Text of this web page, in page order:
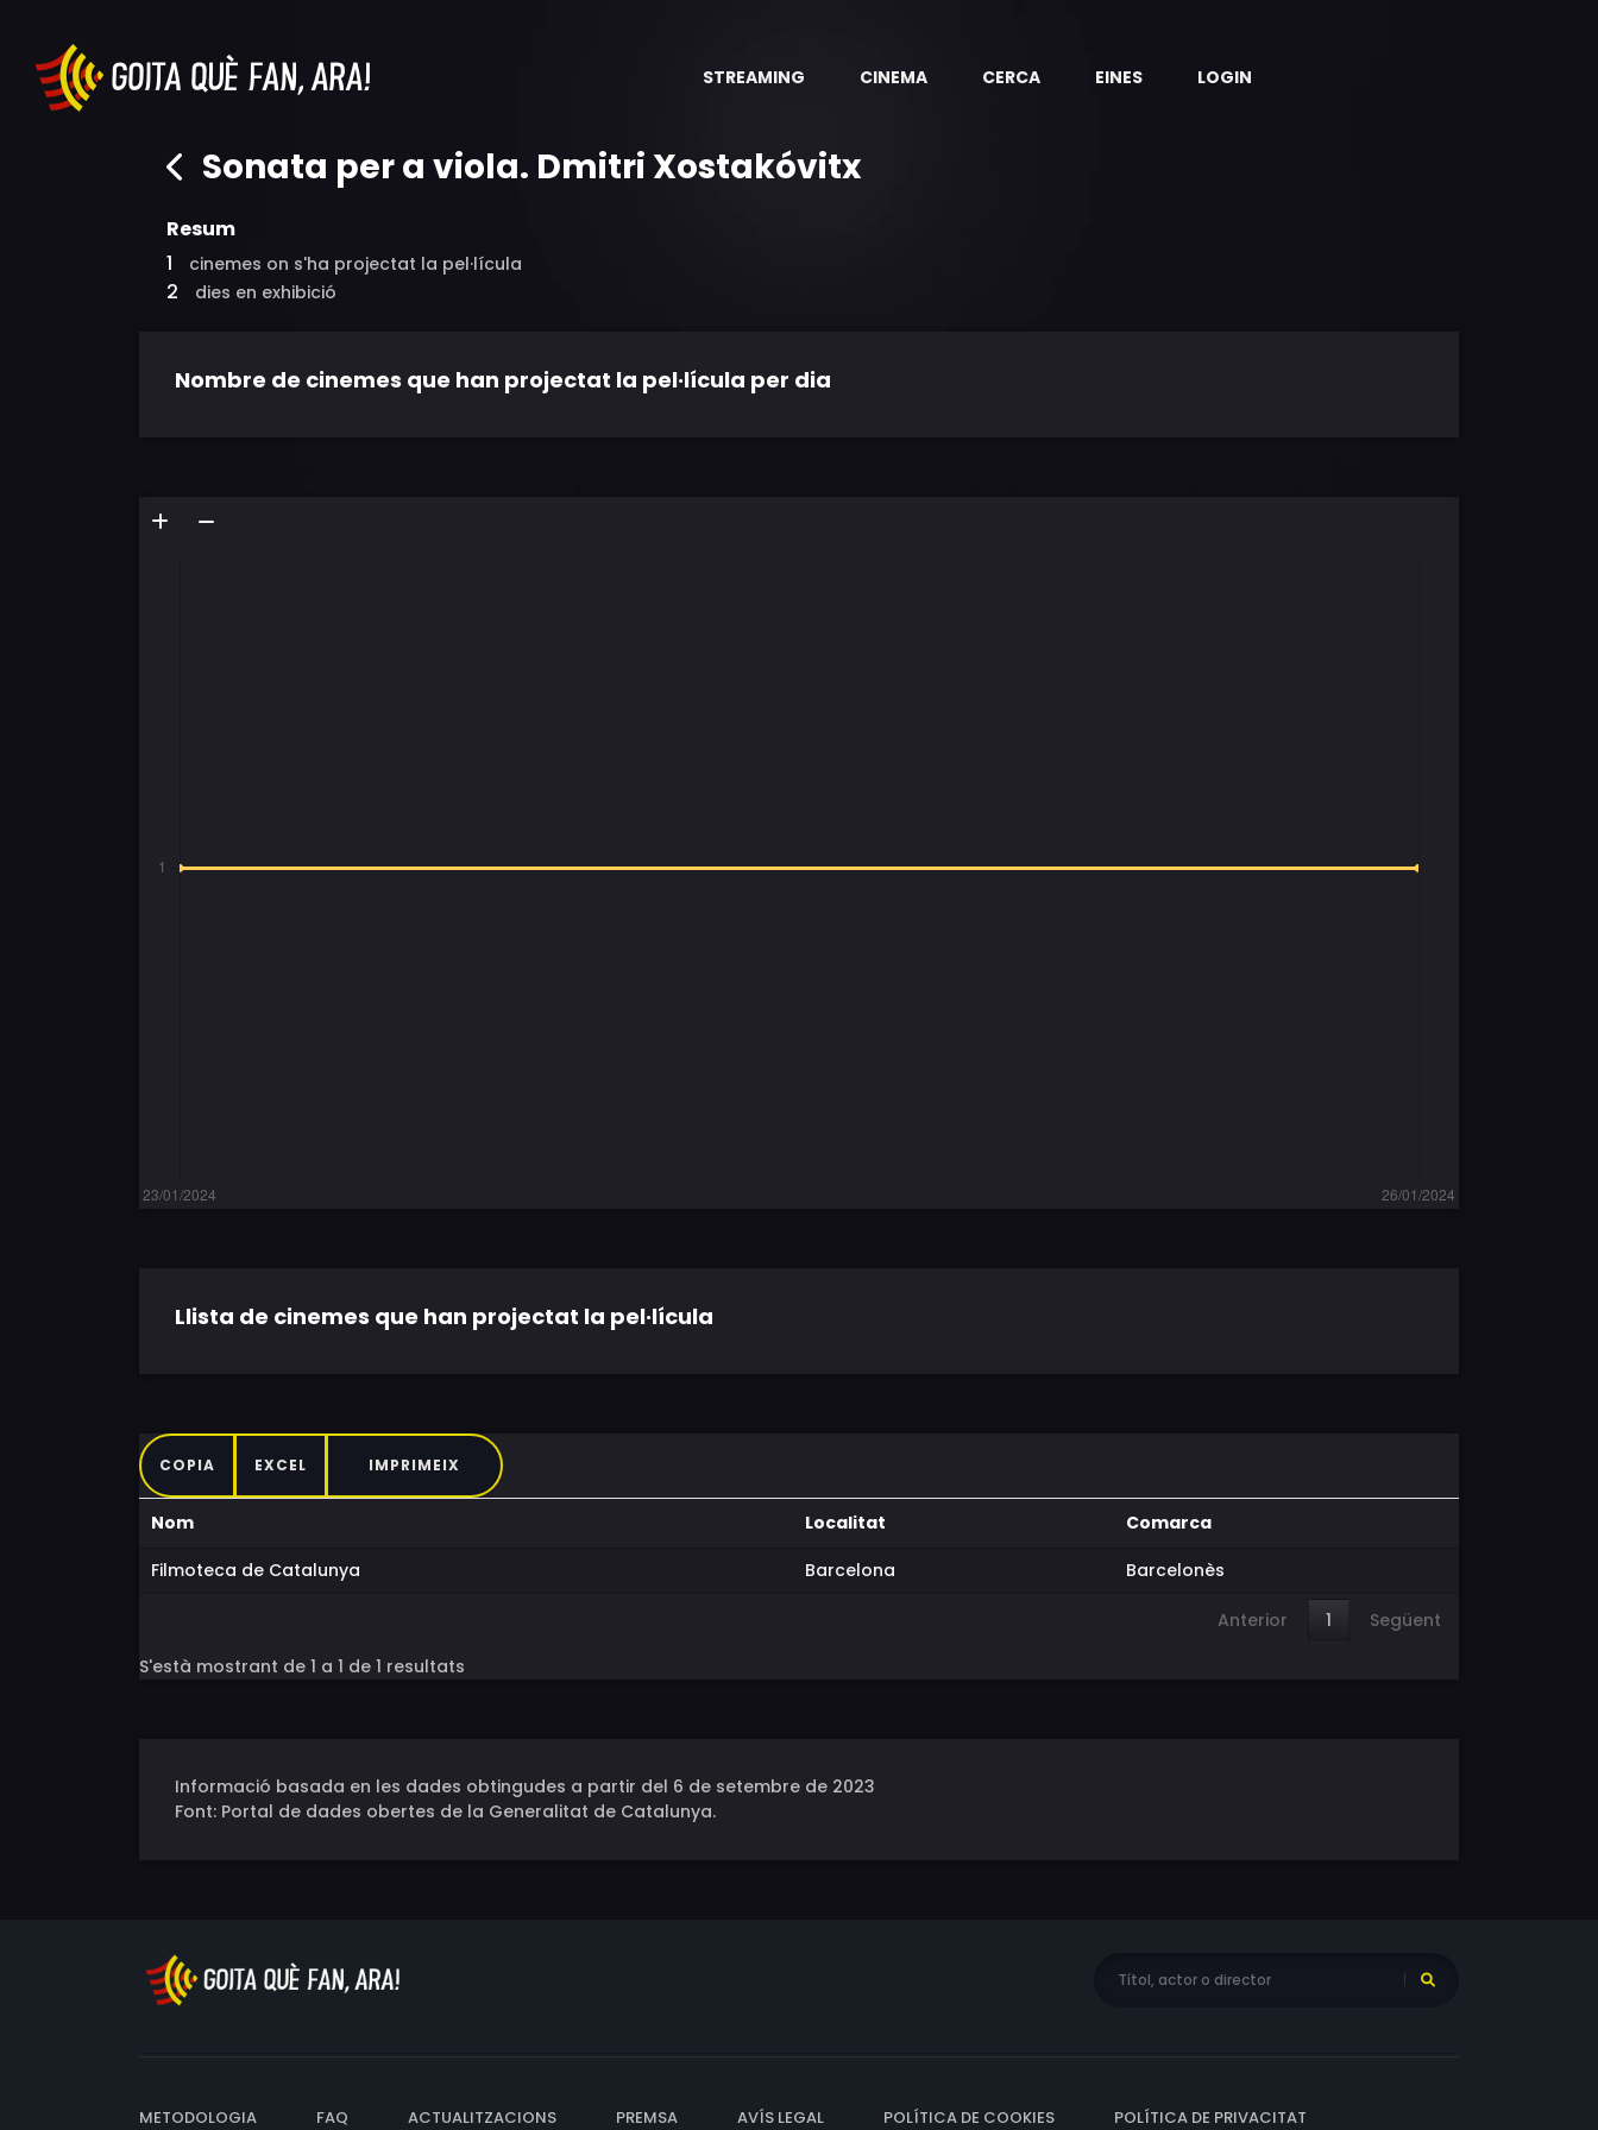
STREAMING CINEMA CERCA EINES LOGIN
Sonata per a viola. Dmitri Xostakóvitx
Resum
1
cinemes on s'ha projectat la pel·lícula
2 dies en exhibició
Nombre de cinemes que han projectat la pel·lícula per dia
Llista de cinemes que han projectat la pel·lícula
COPIA EXCEL IMPRIMEIX
Nom Localitat
Comarca
Filmoteca de Catalunya
Barcelona Barcelonès
Anterior 1
Següent
S'està mostrant de 1 a 1 de 1 resultats
Informació basada en les dades obtingudes a partir del 6 de setembre de 2023
Font: Portal de dades obertes de la Generalitat de Catalunya.
METODOLOGIA FAQ ACTUALITZACIONS PREMSA AVÍS LEGAL POLÍTICA DE COOKIES POLÍTICA DE PRIVACITAT